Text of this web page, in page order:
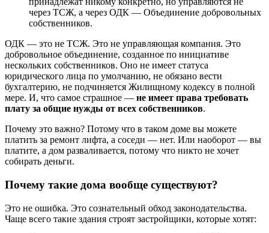
через ТСЖ, а через ОДК — Объединение добровольных
собственников.
ОДК — это не ТСЖ. Это не управляющая компания. Это
добровольное объединение, созданное по инициативе
нескольких собственников. Оно не имеет статуса
юридического лица по умолчанию, не обязано вести
бухгалтерию, не подчиняется Жилищному кодексу в полной
мере. И, что самое страшное — не имеет права требовать
плату за общие нужды от всех собственников.
Почему это важно? Потому что в таком доме вы можете
платить за ремонт лифта, а соседи — нет. Или наоборот — вы
платите, а дом разваливается, потому что никто не хочет
собирать деньги.
Почему такие дома вообще существуют?
Это не ошибка. Это сознательный обход законодательства.
Чаще всего такие здания строят застройщики, которые хотят: